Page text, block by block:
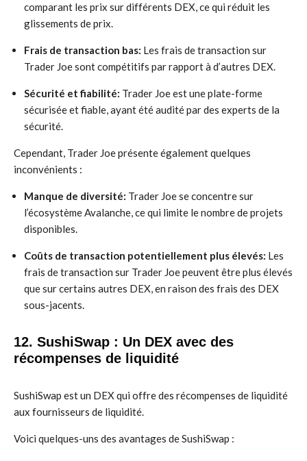
comparant les prix sur différents DEX, ce qui réduit les
glissements de prix.
Frais de transaction bas: Les frais de transaction sur
Trader Joe sont compétitifs par rapport à d’autres DEX.
Sécurité et fiabilité: Trader Joe est une plate-forme
sécurisée et fiable, ayant été audité par des experts de la
sécurité.
Cependant, Trader Joe présente également quelques
inconvénients :
Manque de diversité: Trader Joe se concentre sur
l’écosystème Avalanche, ce qui limite le nombre de projets
disponibles.
Coûts de transaction potentiellement plus élevés: Les
frais de transaction sur Trader Joe peuvent être plus élevés
que sur certains autres DEX, en raison des frais des DEX
sous-jacents.
12. SushiSwap : Un DEX avec des
récompenses de liquidité
SushiSwap est un DEX qui offre des récompenses de liquidité
aux fournisseurs de liquidité.
Voici quelques-uns des avantages de SushiSwap :